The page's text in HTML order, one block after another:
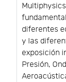
diferentes
y las
exposición
Presión,